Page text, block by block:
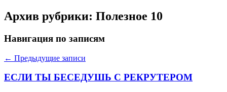
Архив рубрики: Полезное 10
Навигация по записям
← Предыдущие записи
ЕСЛИ ТЫ БЕСЕДУШЬ С РЕКРУТЕРОМ